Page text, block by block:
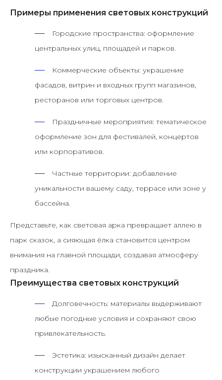
Примеры применения световых конструкций
Городские пространства: оформление
центральных улиц, площадей и парков.
Коммерческие объекты: украшение
фасадов, витрин и входных групп магазинов,
ресторанов или торговых центров.
Праздничные мероприятия: тематическое
оформление зон для фестивалей, концертов
или корпоративов.
Частные территории: добавление
уникальности вашему саду, террасе или зоне у
бассейна.
Представьте, как световая арка превращает аллею в
парк сказок, а сияющая ёлка становится центром
внимания на главной площади, создавая атмосферу
праздника.
Преимущества световых конструкций
Долговечность: материалы выдерживают
любые погодные условия и сохраняют свою
привлекательность.
Эстетика: изысканный дизайн делает
конструкции украшением любого